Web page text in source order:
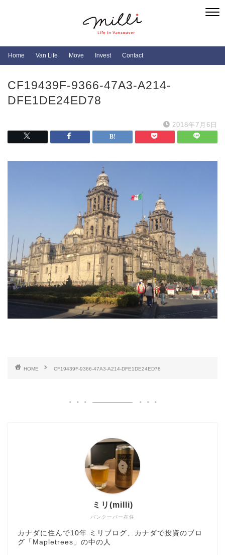
Home Van Life Move Invest Contact
CF19439F-9366-47A3-A214-
DFE1DE24ED78
2018年7月6日
HOME CF19439F-9366-47A3-A214-DFE1DE24ED78
バンクーバー在住
ミリ(milli)
カナダに住んで10年 ミリブログ、カナダで投資のブロ
グ「Mapletrees」の中の人